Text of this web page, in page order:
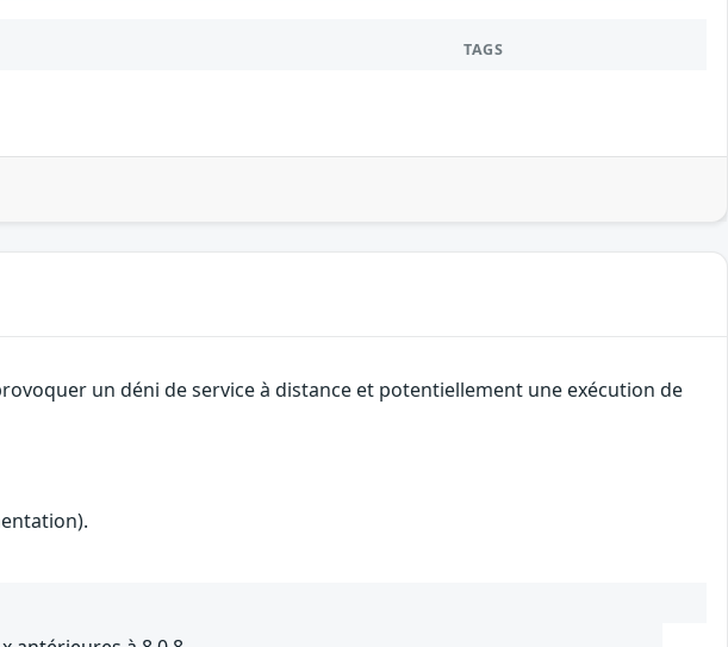
TAGS
un déni de service à distance et potentiellement une exécution de